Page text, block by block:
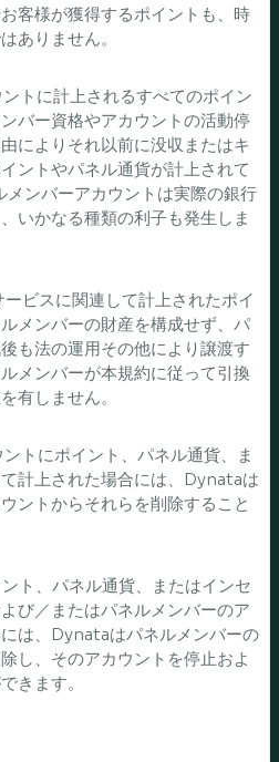
客様が獲得するポイントも、時
ありません。
トに計上されるすべてのポイン
バー資格やアカウントの活動停
によりそれ以前に没収またはキ
ントやパネル通貨が計上されて
メンバーアカウントは実際の銀行
いかなる種類の利子も発生しま
ビスに関連して計上されたポイ
メンバーの財産を構成せず、パ
も法の運用その他により譲渡す
メンバーが本規約に従って引換
有しません。
トにポイント、パネル通貨、ま
計上された場合には、Dynataは
ントからそれらを削除すること
ト、パネル通貨、またはインセ
び／またはパネルメンバーのア
は、Dynataはパネルメンバーの
し、そのアカウントを停止およ
きます。